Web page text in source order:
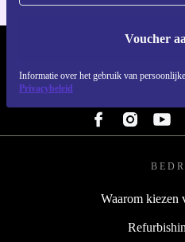
Voucher
Informatie over het gebruik van
Privacybeleid
Waarom kiezen